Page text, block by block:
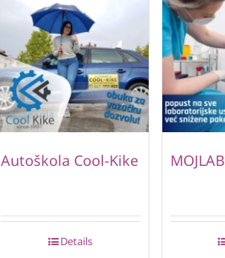
Autoškola Cool-Kike
Details
MOJLAB